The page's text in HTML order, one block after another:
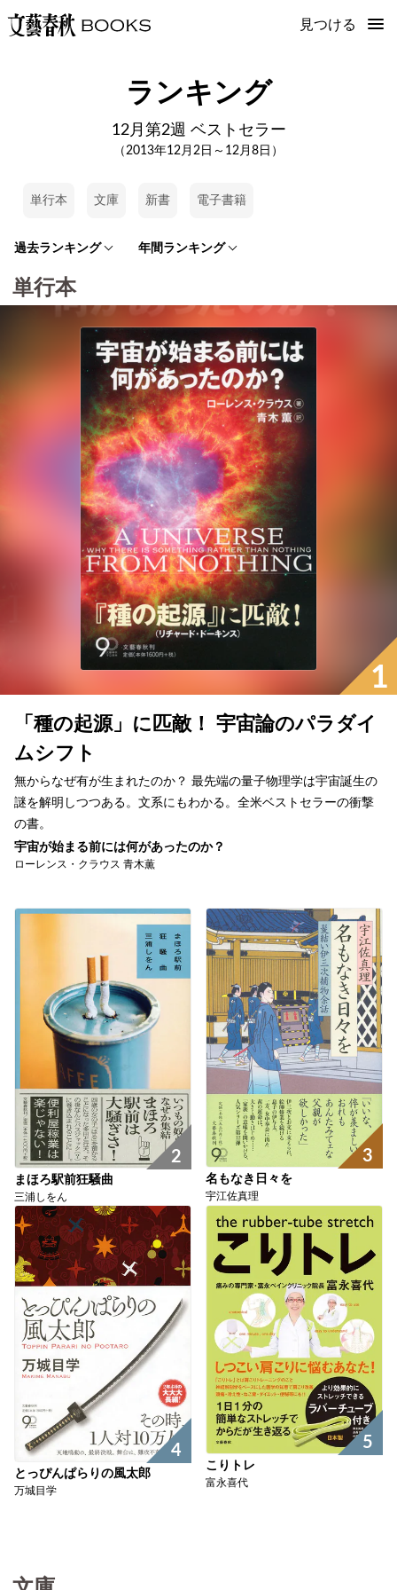
見つける
ランキング
12月第2週 ベストセラー
（2013年12月2日～12月8日）
単行本 文庫 新書 電子書籍
過去ランキング 年間ランキング
単行本
1
「種の起源」に匹敵！ 宇宙論のパラダイ
ムシフト
無からなぜ有が生まれたのか？ 最先端の量子物理学は宇宙誕生の
謎を解明しつつある。文系にもわかる。全米ベストセラーの衝撃
の書。
宇宙が始まる前には何があったのか？
ローレンス・クラウス 青木薫
2
まほろ駅前狂騒曲
三浦しをん
3
名もなき日々を
宇江佐真理
4
とっぴんぱらりの風太郎
万城目学
5
こりトレ
富永喜代